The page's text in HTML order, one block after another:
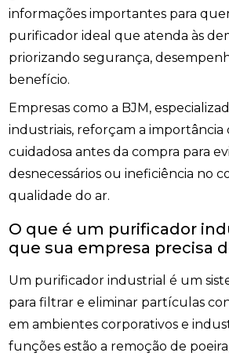
informações importantes para
purificador ideal que atenda às
priorizando segurança,
benefício.
Empresas como a BJM,
industriais, reforçam a importância
cuidadosa antes da compra para
desnecessários ou ineficiência no
qualidade do ar.
O que é um purificador
que sua empresa precisa
Um purificador industrial é um
para filtrar e eliminar partículas
em ambientes corporativos e
funções estão a remoção de